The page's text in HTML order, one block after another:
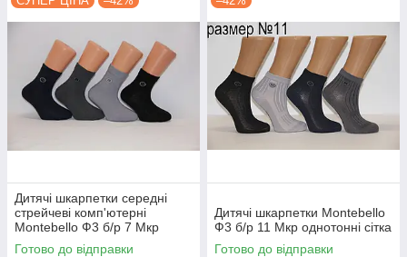
Дитячі шкарпетки середні
стрейчеві комп'ютерні
Montebello Ф3 б/р 7 Мкр
однотонні
Готово до відправки
Дитячі шкарпетки Montebello
Ф3 б/р 11 Мкр однотонні сітка
Готово до відправки